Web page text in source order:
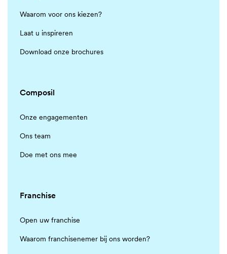
Waarom voor ons kiezen?
Laat u inspireren
Download onze brochures
Composil
Onze engagementen
Ons team
Doe met ons mee
Franchise
Open uw franchise
Waarom franchisenemer bij ons worden?